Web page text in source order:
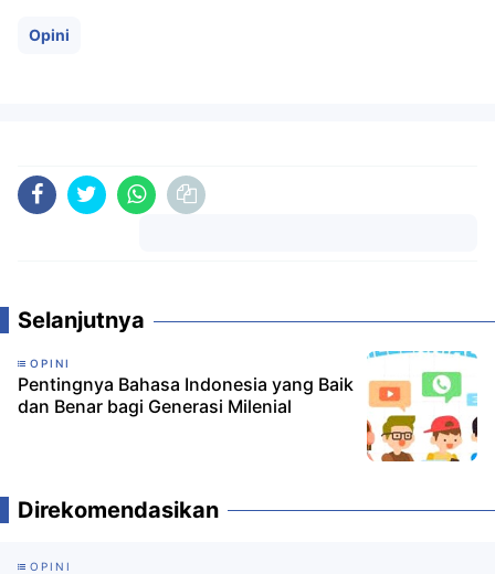
Opini
Selanjutnya
OPINI
Pentingnya Bahasa Indonesia yang Baik
dan Benar bagi Generasi Milenial
Direkomendasikan
OPINI